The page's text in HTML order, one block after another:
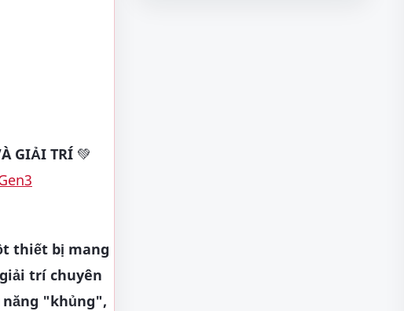
GIẢI TRÍ 💚
thiết bị mang
trí chuyên
"khủng",